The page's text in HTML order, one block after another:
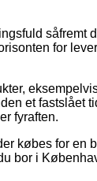
såfremt
for
et fastslået
fyraften.
købes for en
bor i